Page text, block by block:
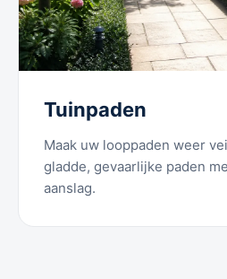
Tuinpaden
Maak uw looppaden weer
gladde, gevaarlijke paden
aanslag.